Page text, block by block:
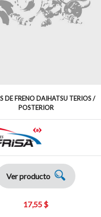
DE FRENO DAIHATSU TERIOS /
POSTERIOR
Ver producto
17,55 $